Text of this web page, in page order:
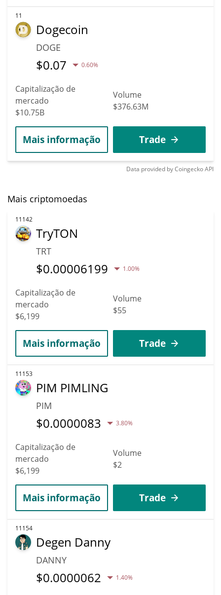
11
Dogecoin
DOGE
$0.07 0.60%
Capitalização de
mercado
$10.75B
Volume
$376.63M
Mais informação Trade
Data provided byCoingeckoAPI
Mais criptomoedas
11142
TryTON
TRT
$0.00006199 1.00%
Capitalização de
mercado
$6,199
Volume
$55
Mais informação Trade
11153
PIM PIMLING
PIM
$0.0000083 3.80%
Capitalização de
mercado
$6,199
Volume
$2
Mais informação Trade
11154
Degen Danny
DANNY
$0.0000062 1.40%